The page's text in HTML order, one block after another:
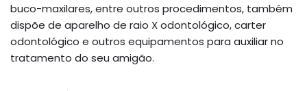
buco-maxilares, entre outros procedimentos, também
dispõe de aparelho de raio X odontológico, carter
odontológico e outros equipamentos para auxiliar no
tratamento do seu amigão.